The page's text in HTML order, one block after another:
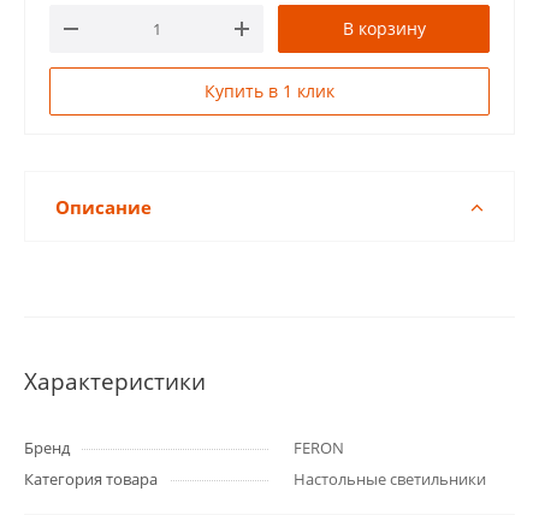
В корзину
Купить в 1 клик
Описание
Характеристики
Бренд
FERON
Категория товара
Настольные светильники